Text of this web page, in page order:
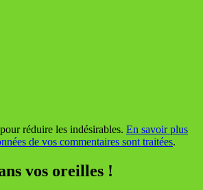
réduire les indésirables. En savoir plus
de vos commentaires sont traitées.
vos oreilles !